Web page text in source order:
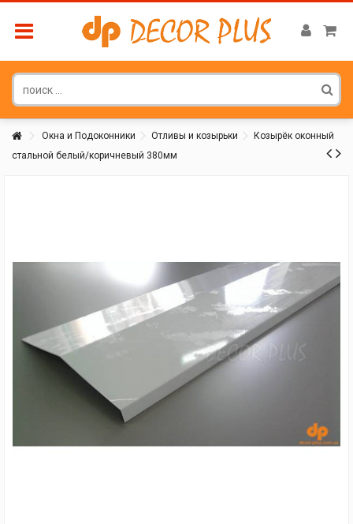
Окна и Подоконники Отливы и козырьки
Козырёк оконный
стальной белый/коричневый 380мм